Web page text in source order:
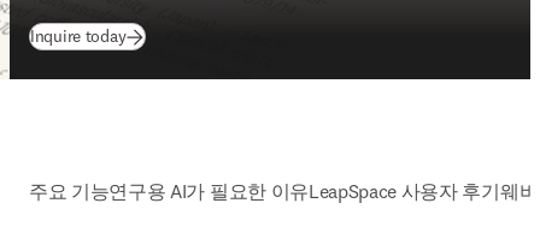
Inquire today
주요 기능연구용 AI가 필요한 이유LeapSpace 사용자 후기웨